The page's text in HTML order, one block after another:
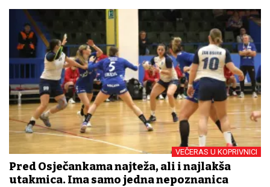
VEČERAS U KOPRIVNICI
Pred Osječankama najteža, ali i najlakša
utakmica. Ima samo jedna nepoznanica